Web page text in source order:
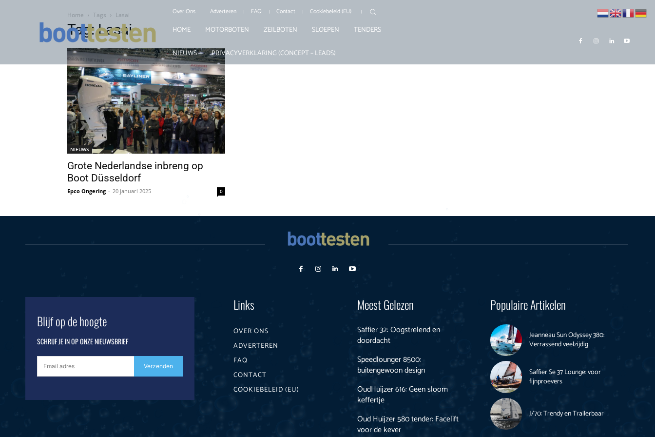
Over Ons Adverteren FAQ Contact Cookiebeleid (EU)
HOME MOTORBOTEN ZEILBOTEN SLOEPEN TENDERS
NIEUWS PRIVACYVERKLARING (CONCEPT – LEADS)
Home Tags Lasai
Tag: Lasai
NIEUWS
Grote Nederlandse inbreng op
Boot Düsseldorf
Epco Ongering - 20 januari 2025 0
Blijf op de hoogte
SCHRIJF JE IN OP ONZE NIEUWSBRIEF
Verzenden
Links
OVER ONS
ADVERTEREN
FAQ
CONTACT
COOKIEBELEID (EU)
Meest Gelezen
Saffier 32: Oogstrelend en
doordacht
Speedlounger 8500:
buitengewoon design
OudHuijzer 616: Geen sloom
keffertje
Oud Huijzer 580 tender: Facelift
voor de kever
Populaire Artikelen
Jeanneau Sun Odyssey 380:
Verrassend veelzijdig
Saffier Se 37 Lounge: voor
fijnproevers
J/70: Trendy en Trailerbaar